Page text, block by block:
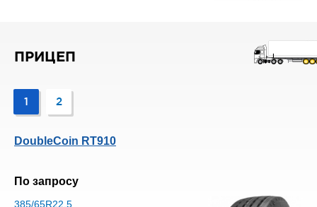
ПРИЦЕП
1 2
DoubleCoin RT910
По запросу
385/65R22.5